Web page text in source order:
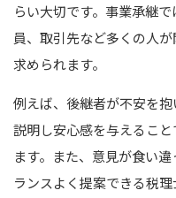
らい大切です。 事業承継
員、取引先など多くの人
求められます。
例えば、後継者が不安を
説明し安心感を与えるこ
ます。 また、意見が食い
ランスよく提案できる税理